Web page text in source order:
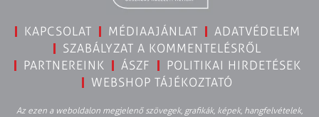
KAPCSOLAT MÉDIAAJÁNLAT
ADATVÉDELEM
SZABÁLYZAT A KOMMENTELÉSRŐL
PARTNEREINK
ÁSZF
POLITIKAI HIRDETÉSEK
WEBSHOP TÁJÉKOZTATÓ
Az ezen a weboldalon megjelenő szövegek, grafikák, képek, hangfelvételek,